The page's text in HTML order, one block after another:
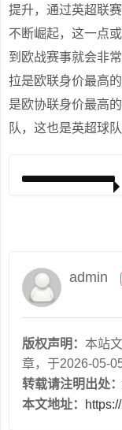
提升，通过英超联
不断崛起，这一点
到欧战赛事就会非
拉是欧联身价最高
是欧协联身价最高
队，这也是英超球
admin
版权声明： 本站
章，于2026-05-
转载请注明出处：
本文地址：